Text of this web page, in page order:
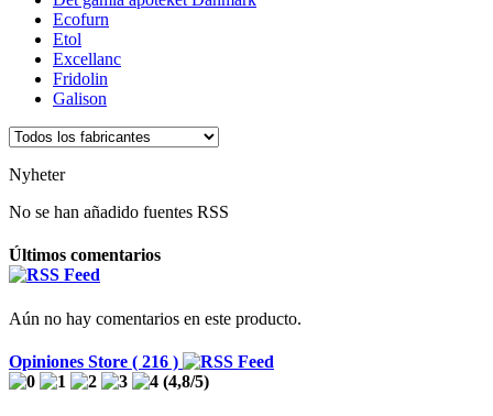
Ecofurn
Etol
Excellanc
Fridolin
Galison
Nyheter
No se han añadido fuentes RSS
Últimos comentarios
Aún no hay comentarios en este producto.
Opiniones Store ( 216 )
(4,8/5)